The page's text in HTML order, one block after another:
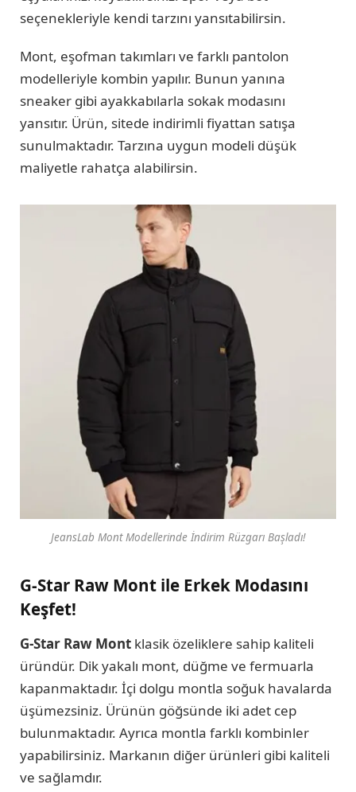
seçenekleriyle kendi tarzını yansıtabilirsin.
Mont, eşofman takımları ve farklı pantolon
modelleriyle kombin yapılır. Bunun yanına
sneaker gibi ayakkabılarla sokak modasını
yansıtır. Ürün, sitede indirimli fiyattan satışa
sunulmaktadır. Tarzına uygun modeli düşük
maliyetle rahatça alabilirsin.
JeansLab Mont Modellerinde İndirim Rüzgarı Başladı!
G-Star Raw Mont ile Erkek Modasını
Keşfet!
G-Star Raw Mont klasik özeliklere sahip kaliteli
üründür. Dik yakalı mont, düğme ve fermuarla
kapanmaktadır. İçi dolgu montla soğuk havalarda
üşümezsiniz. Ürünün göğsünde iki adet cep
bulunmaktadır. Ayrıca montla farklı kombinler
yapabilirsiniz. Markanın diğer ürünleri gibi kaliteli
ve sağlamdır.